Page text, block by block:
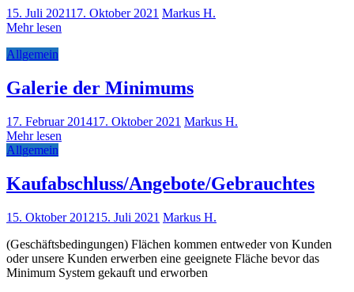
15. Juli 202117. Oktober 2021 Markus H.
Mehr lesen
Allgemein
Galerie der Minimums
17. Februar 201417. Oktober 2021 Markus H.
Mehr lesen
Allgemein
Kaufabschluss/Angebote/Gebrauchtes
15. Oktober 201215. Juli 2021 Markus H.
(Geschäftsbedingungen) Flächen kommen entweder von Kunden
oder unsere Kunden erwerben eine geeignete Fläche bevor das
Minimum System gekauft und erworben